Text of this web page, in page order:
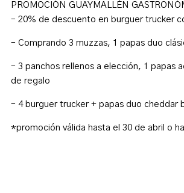
PROMOCIÓN GUAYMALLÉN
– 20% de descuento en burguer trucker
– Comprando 3 muzzas, 1 papas duo
– 3 panchos rellenos a elección, 1 papas
de regalo
– 4 burguer trucker + papas duo cheddar
*promoción válida hasta el 30 de abril o